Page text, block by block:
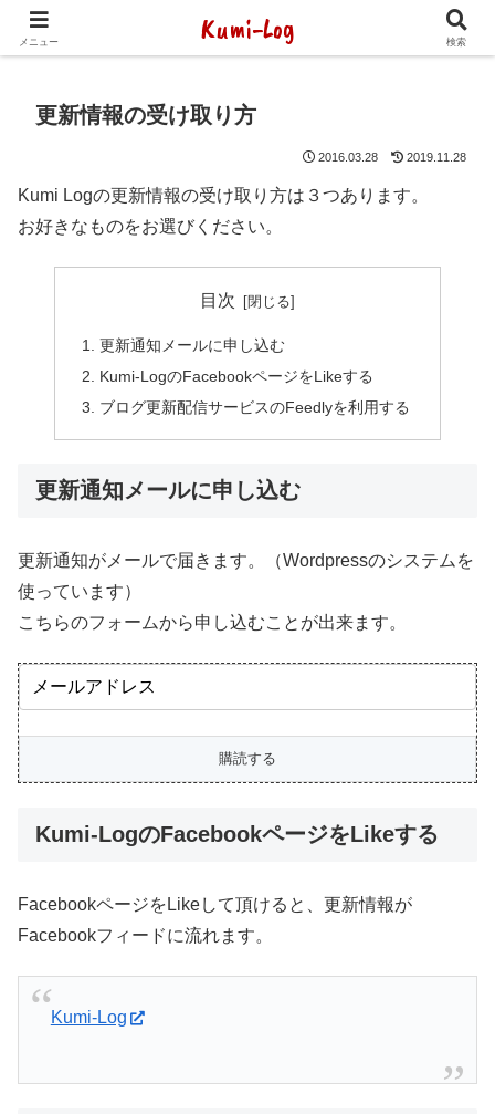
2014年1月から海外放浪（デジタルノマド）してます
更新情報の受け取り方
2016.03.28 2019.11.28
Kumi Logの更新情報の受け取り方は３つあります。
お好きなものをお選びください。
目次
更新通知メールに申し込む
Kumi-LogのFacebookページをLikeする
ブログ更新配信サービスのFeedlyを利用する
更新通知メールに申し込む
更新通知がメールで届きます。（Wordpressのシステムを
使っています）
こちらのフォームから申し込むことが出来ます。
Kumi-LogのFacebookページをLikeする
FacebookページをLikeして頂けると、更新情報が
Facebookフィードに流れます。
Kumi-Log
メニュー Kumi-Log 検索